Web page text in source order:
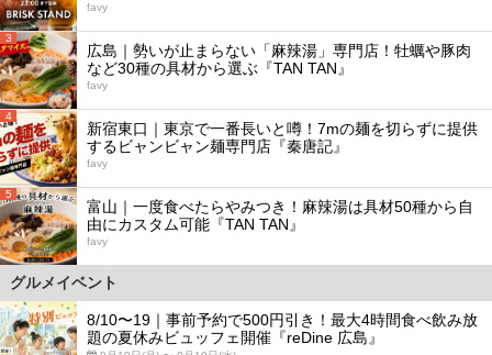
favy
3
広島｜勢いが止まらない「麻辣湯」専門店！牡蠣や豚肉
など30種の具材から選ぶ『TAN TAN』
favy
4
新宿東口｜東京で一番長いと噂！7mの麺を切らずに提供
するビャンビャン麺専門店『秦唐記』
favy
5
富山｜一度食べたらやみつき！麻辣湯は具材50種から自
由にカスタム可能『TAN TAN』
favy
グルメイベント
8/10〜19｜事前予約で500円引き！最大4時間食べ飲み放
題の夏休みビュッフェ開催『reDine 広島』